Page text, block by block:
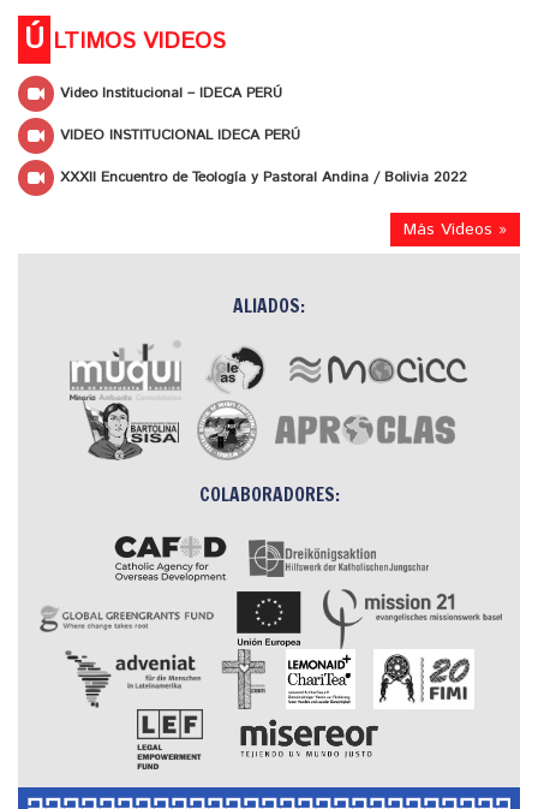
Ú LTIMOS VIDEOS
Video Institucional – IDECA PERÚ
VIDEO INSTITUCIONAL IDECA PERÚ
XXXII Encuentro de Teología y Pastoral Andina / Bolivia 2022
Más Videos »
ALIADOS:
COLABORADORES: